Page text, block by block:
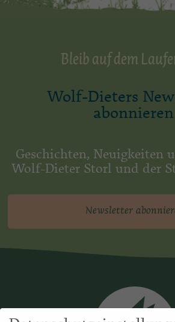
Bleib auf dem
Wolf-Dieters
abonnieren
Geschichten, Neuigkeiten
Wolf-Dieter Storl und der
Newsletter